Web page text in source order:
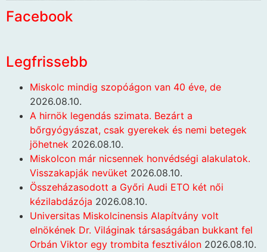
Facebook
Legfrissebb
Miskolc mindig szopóágon van 40 éve, de
2026.08.10.
A hirnök legendás szimata. Bezárt a
bőrgyógyászat, csak gyerekek és nemi betegek
jöhetnek 2026.08.10.
Miskolcon már nicsennek honvédségi alakulatok.
Visszakapják nevüket 2026.08.10.
Összeházasodott a Győri Audi ETO két női
kézilabdázója 2026.08.10.
Universitas Miskolcinensis Alapítvány volt
elnökének Dr. Világinak társaságában bukkant fel
Orbán Viktor egy trombita fesztiválon 2026.08.10.